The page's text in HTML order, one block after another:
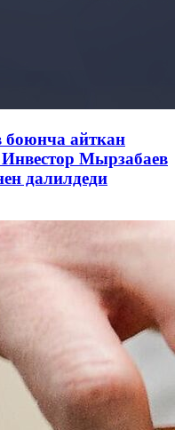
боюнча айткан
Мырзабаев
далилдеди